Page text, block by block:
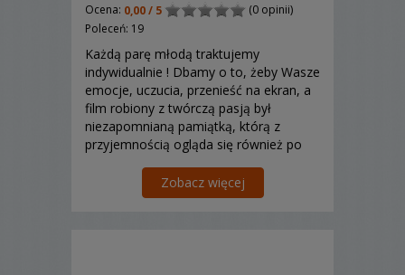
Ocena: 0,00 / 5
(0 opinii)
Poleceń: 19
Każdą parę młodą traktujemy
indywidualnie ! Dbamy o to, żeby Wasze
emocje, uczucia, przenieść na ekran, a
film robiony z twórczą pasją był
niezapomnianą pamiątką, którą z
przyjemnością ogląda się również po
Zobacz więcej